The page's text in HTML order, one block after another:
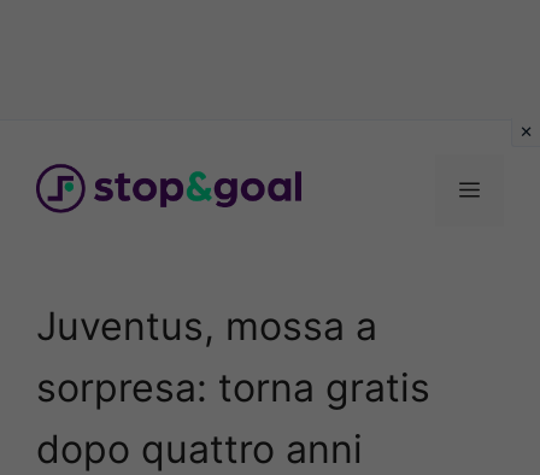
contenuto
Menu
Juventus, mossa a
sorpresa: torna gratis
dopo quattro anni